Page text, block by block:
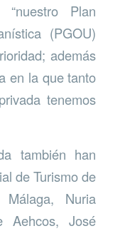
Plan
(PGOU)
además
en la que tanto
tenemos
también han
de Turismo de
Nuria
Aehcos, José